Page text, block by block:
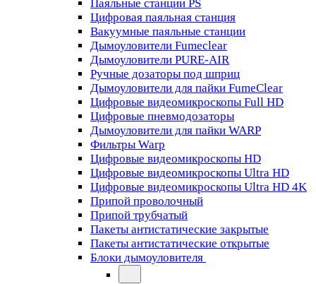
Паяльные станции PS
Цифровая паяльная станция
Вакуумные паяльные станции
Дымоуловители Fumeclear
Дымоуловители PURE-AIR
Ручные дозаторы под шприц
Дымоуловители для пайки FumeClear
Цифровые видеомикроскопы Full HD
Цифровые пневмодозаторы
Дымоуловители для пайки WARP
Фильтры Warp
Цифровые видеомикроскопы HD
Цифровые видеомикроскопы Ultra HD
Цифровые видеомикроскопы Ultra HD 4K
Припой проволочный
Припой трубчатый
Пакеты антистатические закрытые
Пакеты антистатические открытые
Блоки дымоуловителя